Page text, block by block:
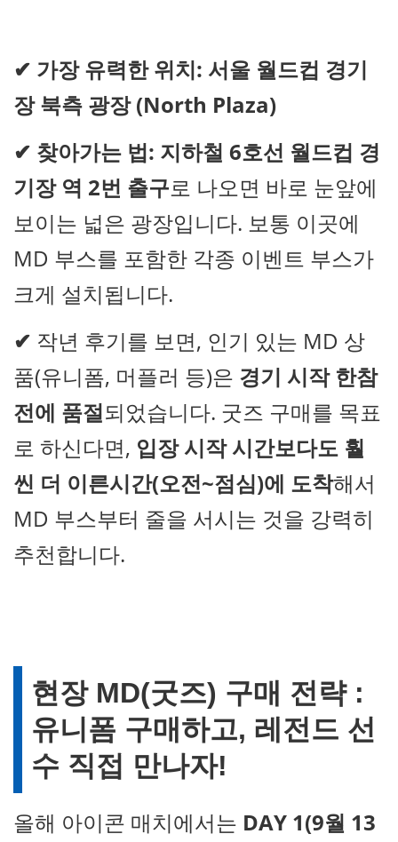
✔ 가장 유력한 위치: 서울 월드컵 경기
장 북측 광장 (North Plaza)
✔ 찾아가는 법: 지하철 6호선 월드컵 경
기장 역 2번 출구로 나오면 바로 눈앞에
보이는 넓은 광장입니다. 보통 이곳에
MD 부스를 포함한 각종 이벤트 부스가
크게 설치됩니다.
✔ 작년 후기를 보면, 인기 있는 MD 상
품(유니폼, 머플러 등)은 경기 시작 한참
전에 품절되었습니다. 굿즈 구매를 목표
로 하신다면, 입장 시작 시간보다도 훨
씬 더 이른시간(오전~점심)에 도착해서
MD 부스부터 줄을 서시는 것을 강력히
추천합니다.
현장 MD(굿즈) 구매 전략 :
유니폼 구매하고, 레전드 선
수 직접 만나자!
올해 아이콘 매치에서는 DAY 1(9월 13